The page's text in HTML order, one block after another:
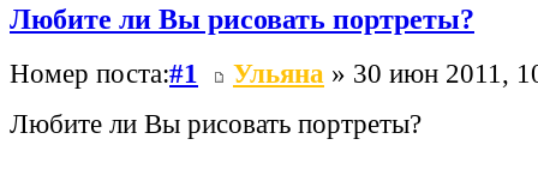
Любите ли Вы рисовать портреты?
Номер поста:#1 Ульяна » 30 июн 2011,
Любите ли Вы рисовать портреты?